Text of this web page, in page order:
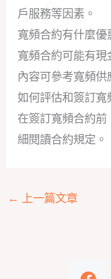
戶服務等因素。
寬頻合約有什麼優
寬頻合約可能有
內容可參考寬頻供
如何評估和簽訂寬
在簽訂寬頻合約
細閱讀合約規定。
← 上一篇文章